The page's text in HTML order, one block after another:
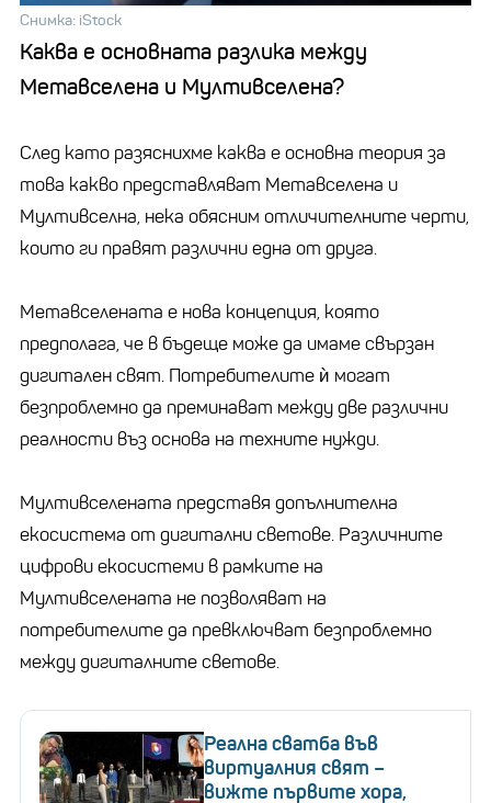
Снимка: iStock
Каква е основната разлика между
Метавселена и Мултивселена?
След като разяснихме каква е основна теория за
това какво представляват Метавселена и
Мултивселна, нека обясним отличителните черти,
които ги правят различни една от друга.
Метавселената е нова концепция, която
предполага, че в бъдеще може да имаме свързан
дигитален свят. Потребителите ѝ могат
безпроблемно да преминават между две различни
реалности въз основа на техните нужди.
Мултивселената представя допълнителна
екосистема от дигитални светове. Различните
цифрови екосистеми в рамките на
Мултивселената не позволяват на
потребителите да превключват безпроблемно
между дигиталните светове.
Реална сватба във
виртуалния свят –
вижте първите хора,